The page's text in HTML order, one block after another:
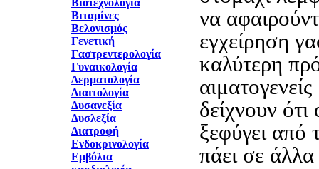
Βιοτεχνολογία
Βιταμίνες
Βελονισμός
Γενετική
Γαστρεντερολογία
Γυναικολογία
Δερματολογία
Διαιτολογία
Δυσανεξία
Δυσλεξία
Διατροφή
Ενδοκρινολογία
Εμβόλια
να
εγχείρηση
καλύτερη
δείχνουν ότι
ξεφύγει από
πάει σε